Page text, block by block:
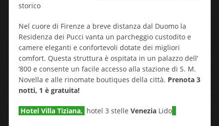
storico
Nel cuore di Firenze a breve distanza dal Duomo la
Residenza dei Pucci vanta un parcheggio custodito e
camere eleganti e confortevoli dotate dei migliori
comfort. Questa struttura è ospitata in un palazzo dell’
‘800 e consente un facile accesso alla stazione di S. M.
Novella e alle rinomate boutiques della città. Prenota 3
notti, 1 è gratuita!
Hotel Villa Tiziana, hotel 3 stelle VeneziaLido